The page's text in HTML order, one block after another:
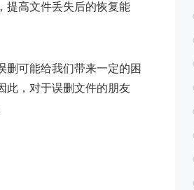
提高文件丢失后的恢复能
删可能给我们带来一定的困
此，对于误删文件的朋友